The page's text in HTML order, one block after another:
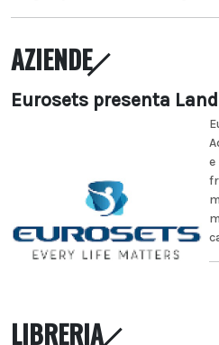
AZIENDE
Eurosets presenta
e
LIBRERIA